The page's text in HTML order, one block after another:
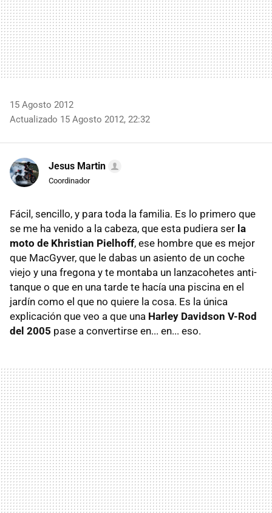
15 Agosto 2012
Actualizado 15 Agosto 2012, 22:32
Jesus Martin
Coordinador
Fácil, sencillo, y para toda la familia. Es lo primero que
se me ha venido a la cabeza, que esta pudiera ser la
moto de Khristian Pielhoff, ese hombre que es mejor
que MacGyver, que le dabas un asiento de un coche
viejo y una fregona y te montaba un lanzacohetes anti-
tanque o que en una tarde te hacía una piscina en el
jardín como el que no quiere la cosa. Es la única
explicación que veo a que una Harley Davidson V-Rod
del 2005 pase a convertirse en... en... eso.